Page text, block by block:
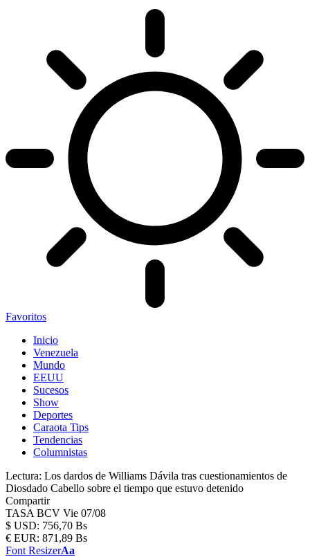
Favoritos
Inicio
Venezuela
Mundo
EEUU
Sucesos
Show
Deportes
Caraota Tips
Tendencias
Columnistas
Lectura: Los dardos de Williams Dávila tras cuestionamientos de
Diosdado Cabello sobre el tiempo que estuvo detenido
Compartir
TASA BCV Vie 07/08
$ USD: 756,70 Bs
€ EUR: 871,89 Bs
Font ResizerAa